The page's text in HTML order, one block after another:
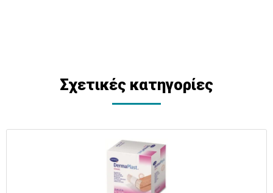
Σχετικές κατηγορίες